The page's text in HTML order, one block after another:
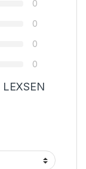
0
0
0
0